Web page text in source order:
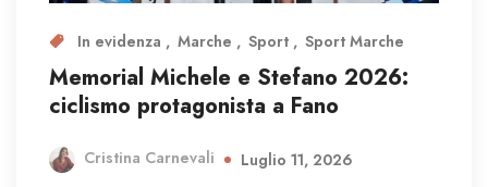
In evidenza Marche Sport Sport Marche
Memorial Michele e Stefano 2026:
ciclismo protagonista a Fano
Cristina Carnevali Luglio 11, 2026